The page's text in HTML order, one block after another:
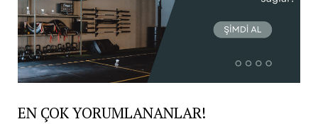
EN ÇOK YORUMLANANLAR!